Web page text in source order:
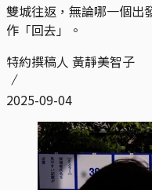
雙城往返，無論哪一個出
作「回去」。
特約撰稿人 黃靜美智子
2025-09-04